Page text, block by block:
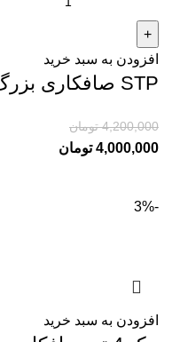
افزودن به سبد خرید
STP صافکاری بزرگ
4,200,000 تومان
4,000,000 تومان
-3%
افزودن به سبد خرید